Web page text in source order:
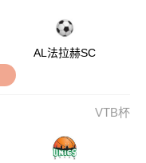
AL法拉赫SC
VTB杯